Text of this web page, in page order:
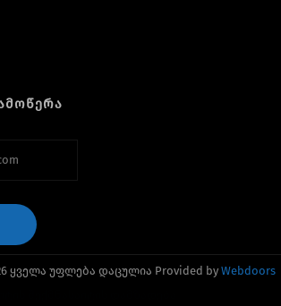
ყველა უფლება დაცულია Provided by Webdoors